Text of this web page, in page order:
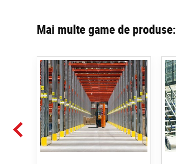
Mai multe game de produse: